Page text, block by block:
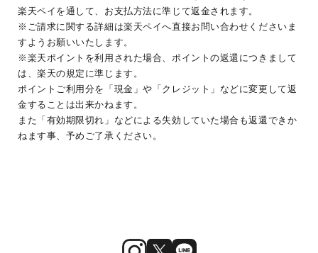
楽天ペイを通して、お支払方法に準じて返金されます。
※ご請求に関する詳細は楽天ペイへ直接お問い合わせくださいま
すようお願いいたします。
※楽天ポイントを利用された場合、ポイントの返還につきまして
は、楽天の規定に準じます。
ポイントご利用分を「現金」や「クレジット」などに変更して返
金することは出来かねます。
また「有効期限切れ」などによる失効していた場合も返還できか
ねます事、予めご了承ください。